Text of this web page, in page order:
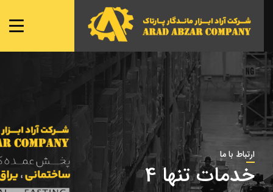
صفحه ی اصلی
شعبه ها
نمایندگی ها
محصولات
تماس با ما ارتباط با ما
خدمات تنها 4